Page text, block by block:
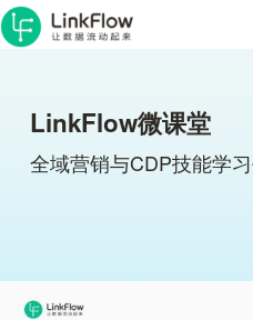
LinkFlow微课堂
全域营销与CDP技能学